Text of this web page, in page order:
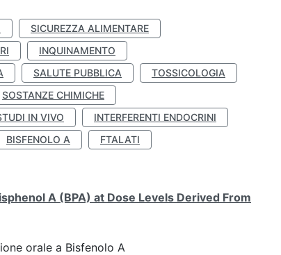
SICUREZZA ALIMENTARE
INQUINAMENTO
SALUTE PUBBLICA
TOSSICOLOGIA
SOSTANZE CHIMICHE
IN VIVO
INTERFERENTI ENDOCRINI
BISFENOLO A
FTALATI
A (BPA) at Dose Levels Derived From
orale a Bisfenolo A